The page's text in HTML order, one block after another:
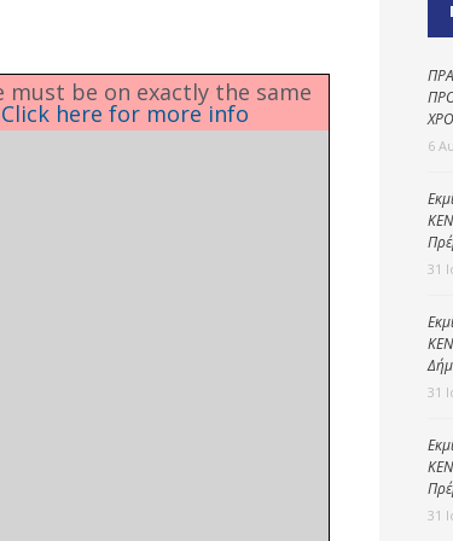
Δημοτική
αστυνομία
must be on exactly the same
Click here for more info
6
31
31
31